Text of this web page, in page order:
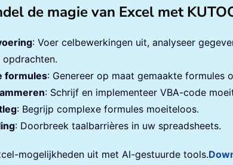
de magie van Excel met
: Voer celbewerkingen uit, analyseer
formules: Genereer op maat gemaakte formules
: Schrijf en implementeer VBA-code
: Begrijp complexe formules moeiteloos.
: Doorbreek taalbarrières in uw spreadsheets.
mogelijkheden uit met AI-gestuurde tools.